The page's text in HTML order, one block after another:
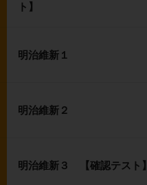
ト】
明治維新１
明治維新２
明治維新３ 【確認テスト】